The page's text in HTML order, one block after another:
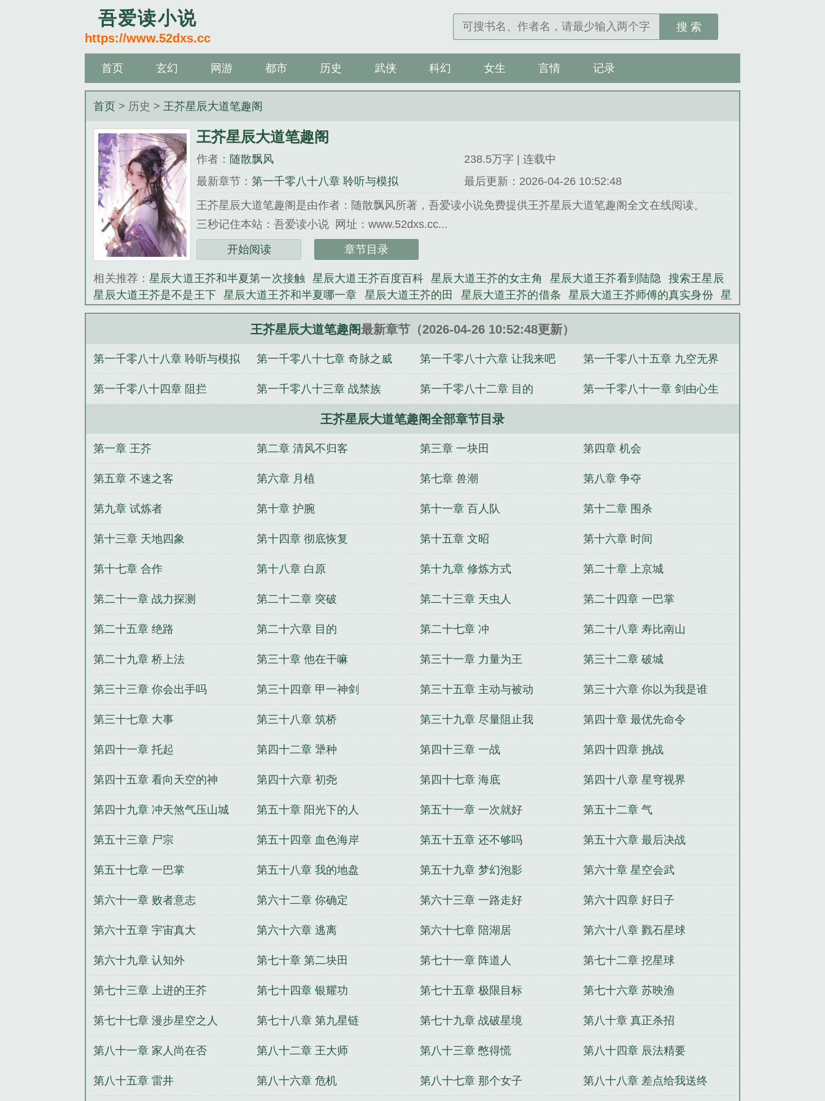
吾爱读小说
https://www.52dxs.cc
搜 索
首页 玄幻 网游 都市 历史 武侠 科幻 女生 言情 记录
首页 > 历史 >王芥星辰大道笔趣阁
王芥星辰大道笔趣阁
作者： 随散飘风
238.5万字 | 连载中
最新章节：第一千零八十八章 聆听与模拟
最后更新：2026-04-26 10:52:48
王芥星辰大道笔趣阁是由作者：随散飘风所著，吾爱读小说免费提供王芥星辰大道笔趣阁全文在线阅读。
三秒记住本站：吾爱读小说 网址：www.52dxs.cc...
《王芥星辰大道笔趣阁》是随散飘风精心创作的历史类小说。
开始阅读 章节目录
相关推荐：星辰大道王芥和半夏第一次接触 星辰大道王芥百度百科 星辰大道王芥的女主角 星辰大道王芥看到陆隐
搜索王星辰
星辰大道王芥是不是王下
星辰大道王芥和半夏哪一章 星辰大道王芥的田 星辰大道王芥的借条 星辰大道王芥师傅的真实身份
星
辰大道王芥简介 星辰大道王芥物极必反 星辰大道王芥和陆隐的关系 星辰大道王芥介绍 王星辰是哪部 星辰大道王芥师傅是谁
星辰大道王芥黄金护腕是谁的 星辰大道王芥百科 星辰大道王芥和半夏
王芥星辰大道笔趣阁最新章节（2026-04-26 10:52:48更新）
第一千零八十八章 聆听与模拟 第一千零八十七章 奇脉之威 第一千零八十六章 让我来吧 第一千零八十五章 九空无界
第一千零八十四章 阻拦 第一千零八十三章 战禁族 第一千零八十二章 目的 第一千零八十一章 剑由心生
王芥星辰大道笔趣阁全部章节目录
第一章 王芥 第二章 清风不归客 第三章 一块田 第四章 机会
第五章 不速之客 第六章 月植 第七章 兽潮 第八章 争夺
第九章 试炼者 第十章 护腕 第十一章 百人队 第十二章 围杀
第十三章 天地四象 第十四章 彻底恢复 第十五章 文昭 第十六章 时间
第十七章 合作 第十八章 白原 第十九章 修炼方式 第二十章 上京城
第二十一章 战力探测 第二十二章 突破 第二十三章 天虫人 第二十四章 一巴掌
第二十五章 绝路 第二十六章 目的 第二十七章 冲 第二十八章 寿比南山
第二十九章 桥上法 第三十章 他在干嘛 第三十一章 力量为王 第三十二章 破城
第三十三章 你会出手吗 第三十四章 甲一神剑 第三十五章 主动与被动 第三十六章 你以为我是谁
第三十七章 大事 第三十八章 筑桥 第三十九章 尽量阻止我 第四十章 最优先命令
第四十一章 托起 第四十二章 犟种 第四十三章 一战 第四十四章 挑战
第四十五章 看向天空的神 第四十六章 初尧 第四十七章 海底 第四十八章 星穹视界
第四十九章 冲天煞气压山城 第五十章 阳光下的人 第五十一章 一次就好 第五十二章 气
第五十三章 尸宗 第五十四章 血色海岸 第五十五章 还不够吗 第五十六章 最后决战
第五十七章 一巴掌 第五十八章 我的地盘 第五十九章 梦幻泡影 第六十章 星空会武
第六十一章 败者意志 第六十二章 你确定 第六十三章 一路走好 第六十四章 好日子
第六十五章 宇宙真大 第六十六章 逃离 第六十七章 陪湖居 第六十八章 戮石星球
第六十九章 认知外 第七十章 第二块田 第七十一章 阵道人 第七十二章 挖星球
第七十三章 上进的王芥 第七十四章 银耀功 第七十五章 极限目标 第七十六章 苏映渔
第七十七章 漫步星空之人 第七十八章 第九星链 第七十九章 战破星境 第八十章 真正杀招
第八十一章 家人尚在否 第八十二章 王大师 第八十三章 憋得慌 第八十四章 辰法精要
第八十五章 雷井 第八十六章 危机 第八十七章 那个女子 第八十八章 差点给我送终